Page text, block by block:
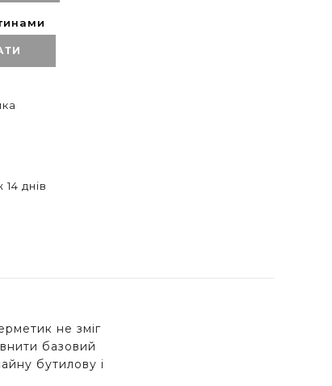
днів
не зміг
базовий
бутилову і